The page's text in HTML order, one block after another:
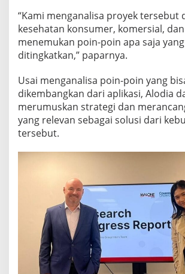
G
R
S
“Kami menganalisa proyek tersebut
kesehatan konsumer, komersial,
menemukan poin-poin apa saja
ditingkatkan,” paparnya.
Usai menganalisa poin-poin yang
dikembangkan dari aplikasi, Alodia
merumuskan strategi dan
yang relevan sebagai solusi dari
tersebut.